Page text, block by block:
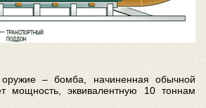
– бомба, начиненная обычной
мощность, эквивалентную 10 тоннам